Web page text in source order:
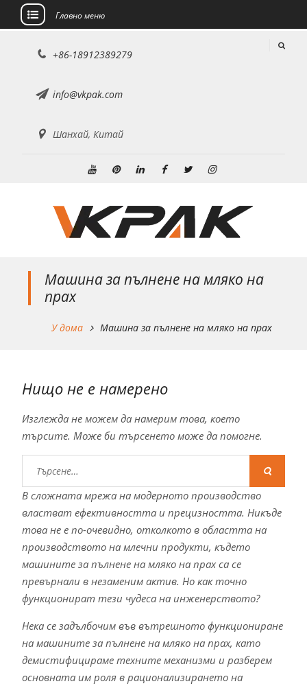
Главно меню
+86-18912389279
info@vkpak.com
Шанхай, Китай
Машина за пълнене на мляко на
прах
У дома Машина за пълнене на мляко на прах
Нищо не е намерено
Изглежда не можем да намерим това, което
търсите. Може би търсенето може да помогне.
В сложната мрежа на модерното производство
властват ефективността и прецизността. Никъде
това не е по-очевидно, отколкото в областта на
производството на млечни продукти, където
машините за пълнене на мляко на прах са се
превърнали в незаменим актив. Но как точно
функционират тези чудеса на инженерството?
Нека се задълбочим във вътрешното функциониране
на машините за пълнене на мляко на прах, като
демистифицираме техните механизми и разберем
основната им роля в рационализирането на